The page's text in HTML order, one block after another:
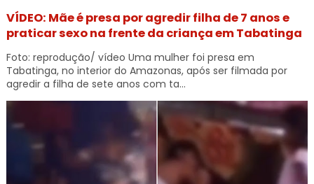
VÍDEO: Mãe é presa por agredir filha de 7 anos e
praticar sexo na frente da criança em Tabatinga
Foto: reprodução/ vídeo Uma mulher foi presa em
Tabatinga, no interior do Amazonas, após ser filmada por
agredir a filha de sete anos com ta...